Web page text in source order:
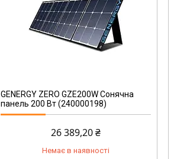
GENERGY ZERO GZE200W Сонячна
панель 200 Вт (240000198)
26 389,20 ₴
Немає в наявності